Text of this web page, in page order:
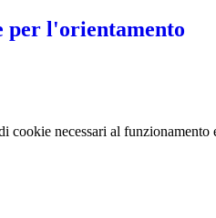
per l'orientamento
cookie necessari al